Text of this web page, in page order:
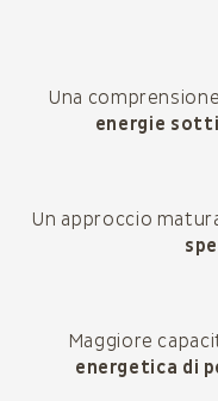
Una
energie
Un approccio
Maggiore
energetica di